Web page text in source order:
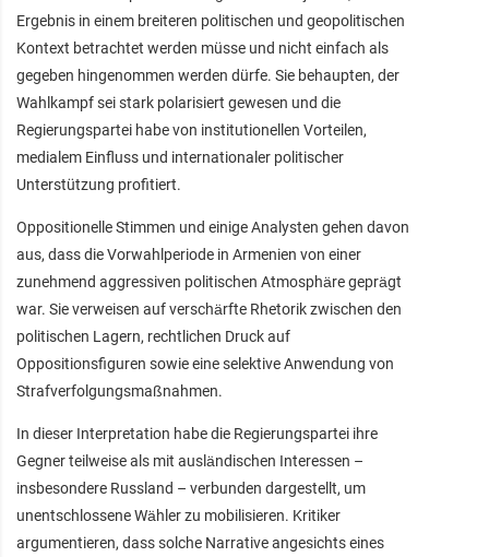
Ergebnis in einem breiteren politischen und geopolitischen
Kontext betrachtet werden müsse und nicht einfach als
gegeben hingenommen werden dürfe. Sie behaupten, der
Wahlkampf sei stark polarisiert gewesen und die
Regierungspartei habe von institutionellen Vorteilen,
medialem Einfluss und internationaler politischer
Unterstützung profitiert.
Oppositionelle Stimmen und einige Analysten gehen davon
aus, dass die Vorwahlperiode in Armenien von einer
zunehmend aggressiven politischen Atmosphäre geprägt
war. Sie verweisen auf verschärfte Rhetorik zwischen den
politischen Lagern, rechtlichen Druck auf
Oppositionsfiguren sowie eine selektive Anwendung von
Strafverfolgungsmaßnahmen.
In dieser Interpretation habe die Regierungspartei ihre
Gegner teilweise als mit ausländischen Interessen –
insbesondere Russland – verbunden dargestellt, um
unentschlossene Wähler zu mobilisieren. Kritiker
argumentieren, dass solche Narrative angesichts eines